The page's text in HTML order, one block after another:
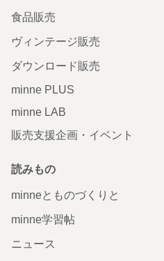
食品販売
ヴィンテージ販売
ダウンロード販売
minne PLUS
minne LAB
販売支援企画・イベント
読みもの
minneとものづくりと
minne学習帖
ニュース